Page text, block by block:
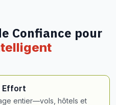
Confiance pour
Effort
entier—vols, hôtels et